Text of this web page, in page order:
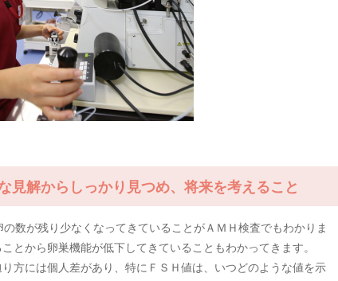
見解からしっかり見つめ、将来を考えること
数が残り少なくなってきていることがＡＭＨ検査でもわかりま
とから卵巣機能が低下してきていることもわかってきます。
方には個人差があり、特にＦＳＨ値は、いつどのような値を示